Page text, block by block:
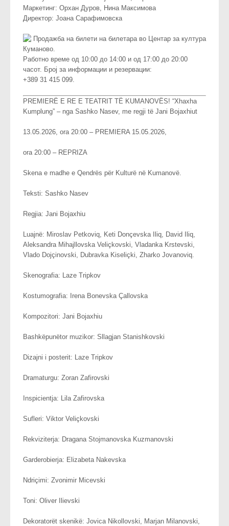
Маркетинг: Орхан Дуров, Нина Максимова
Директор: Јоана Сарафимовска
Продажба на билети на билетара во Центар за култура
Куманово.
Работно време од 10:00 до 14:00 и од 17:00 до 20:00
часот. Број за информации и резервации:
+389 31 415 099.
PREMIERË E RE E TEATRIT TË KUMANOVËS! “Xhaxha
Kumplung” – nga Sashko Nasev, me regji të Jani Bojaxhiut
13.05.2026, ora 20:00 – PREMIERA 15.05.2026,
ora 20:00 – REPRIZA
Skena e madhe e Qendrës për Kulturë në Kumanovë.
Teksti: Sashko Nasev
Regjia: Jani Bojaxhiu
Luajnë: Miroslav Petkoviq, Keti Donçevska Iliq, David Iliq,
Aleksandra Mihajllovska Veliçkovski, Vladanka Krstevski,
Vlado Dojçinovski, Dubravka Kiseliçki, Zharko Jovanoviq.
Skenografia: Laze Tripkov
Kostumografia: Irena Bonevska Çallovska
Kompozitori: Jani Bojaxhiu
Bashkëpunëtor muzikor: Sllagjan Stanishkovski
Dizajni i posterit: Laze Tripkov
Dramaturgu: Zoran Zafirovski
Inspicientja: Lila Zafirovska
Sufleri: Viktor Veliçkovski
Rekviziterja: Dragana Stojmanovska Kuzmanovski
Garderobierja: Elizabeta Nakevska
Ndriçimi: Zvonimir Micevski
Toni: Oliver Ilievski
Dekoratorët skenikë: Jovica Nikollovski, Marjan Milanovski,